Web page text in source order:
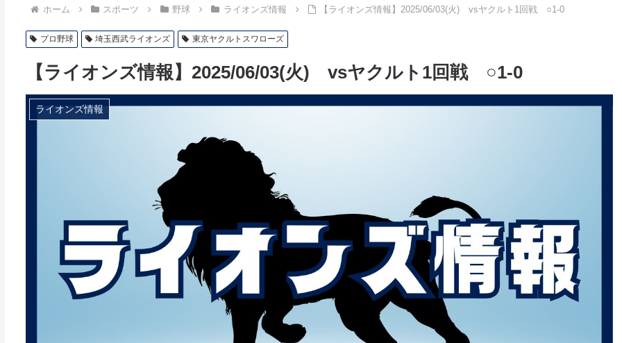
ホーム スポーツ 野球 ライオンズ情報 【ライオンズ情報】2025/06/03(火) vsヤクルト1回戦 ○1-0
プロ野球 埼玉西武ライオンズ 東京ヤクルトスワローズ
【ライオンズ情報】2025/06/03(火) vsヤクルト1回戦 ○1-0
ライオンズ情報